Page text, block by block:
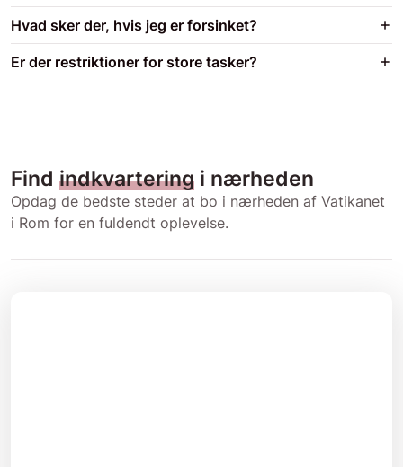
Hvad sker der, hvis jeg er forsinket?
Er der restriktioner for store tasker?
Find indkvartering i nærheden
Opdag de bedste steder at bo i nærheden af Vatikanet
i Rom for en fuldendt oplevelse.